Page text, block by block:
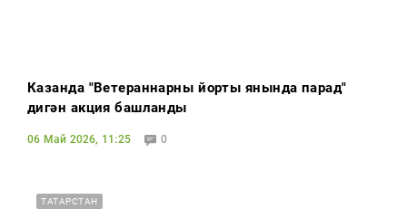
Казанда "Ветераннарның йорты янында парад"
дигән акция башланды
06 Май 2026, 11:25 0
ТАТАРСТАН